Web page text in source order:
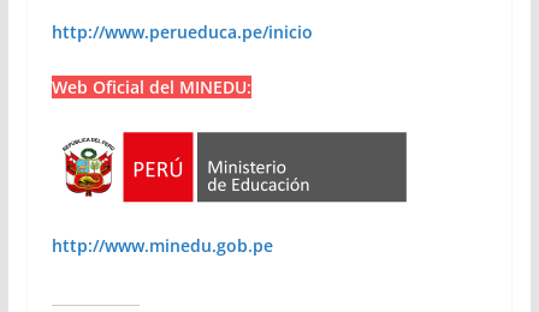
http://www.perueduca.pe/inicio
Web Oficial del MINEDU:
http://www.minedu.gob.pe